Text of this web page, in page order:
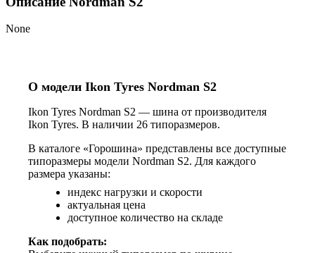
None
О модели Ikon Tyres Nordman S2
Ikon Tyres Nordman S2 — шина от производителя
Ikon Tyres. В наличии 26 типоразмеров.
В каталоге «Горошина» представлены все доступные
типоразмеры модели Nordman S2. Для каждого
размера указаны:
индекс нагрузки и скорости
актуальная цена
доступное количество на складе
Как подобрать: